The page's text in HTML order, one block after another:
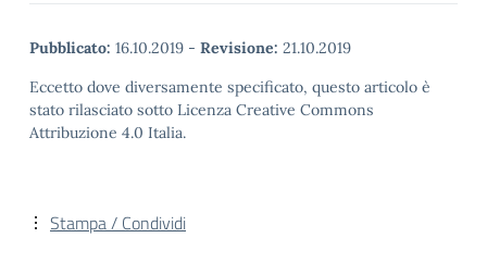
Pubblicato: 16.10.2019 - Revisione: 21.10.2019
Eccetto dove diversamente specificato, questo articolo è
stato rilasciato sotto Licenza Creative Commons
Attribuzione 4.0 Italia.
Stampa / Condividi